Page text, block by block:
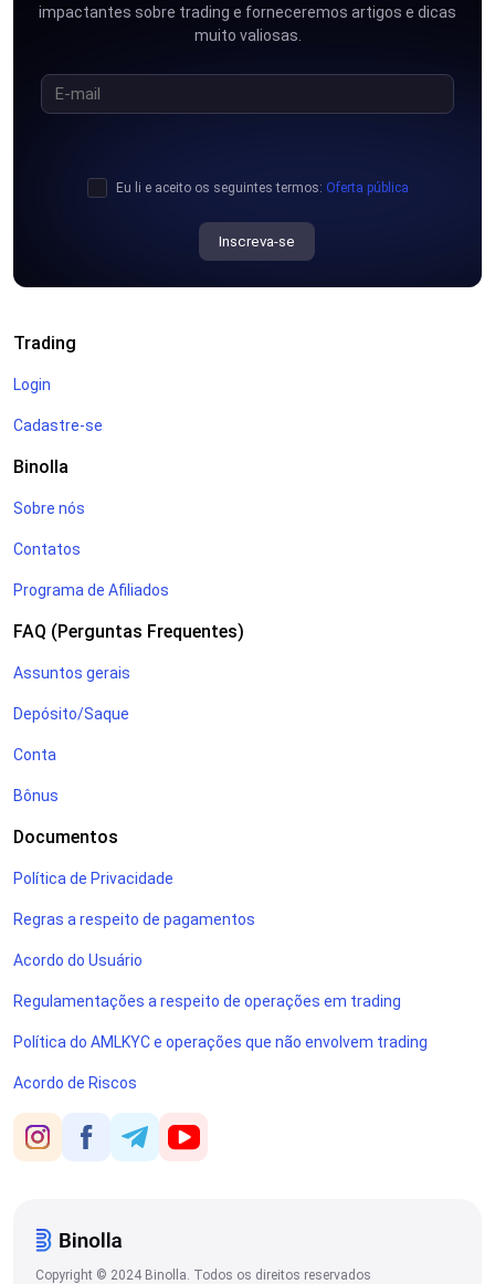
impactantes sobre trading e forneceremos artigos e dicas
muito valiosas.
Inscreva-se
Eu li e aceito os seguintes termos: Oferta pública
Trading
Login
Cadastre-se
Binolla
Sobre nós
Contatos
Programa de Afiliados
FAQ (Perguntas Frequentes)
Assuntos gerais
Depósito/Saque
Conta
Bônus
Documentos
Política de Privacidade
Regras a respeito de pagamentos
Acordo do Usuário
Regulamentações a respeito de operações em trading
Política do AMLKYC e operações que não envolvem trading
Acordo de Riscos
Copyright © 2024 Binolla. Todos os direitos reservados